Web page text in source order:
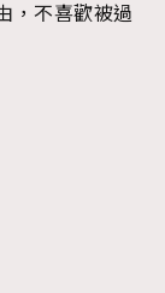
，不喜歡被過